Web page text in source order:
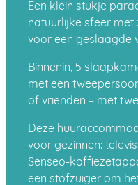
Een klein stukje
natuurlijke sfeer met
voor een geslaagde
Binnenin, 5
met een
of vrienden – met
Deze
voor gezinnen:
Senseo-
een stofzuiger om